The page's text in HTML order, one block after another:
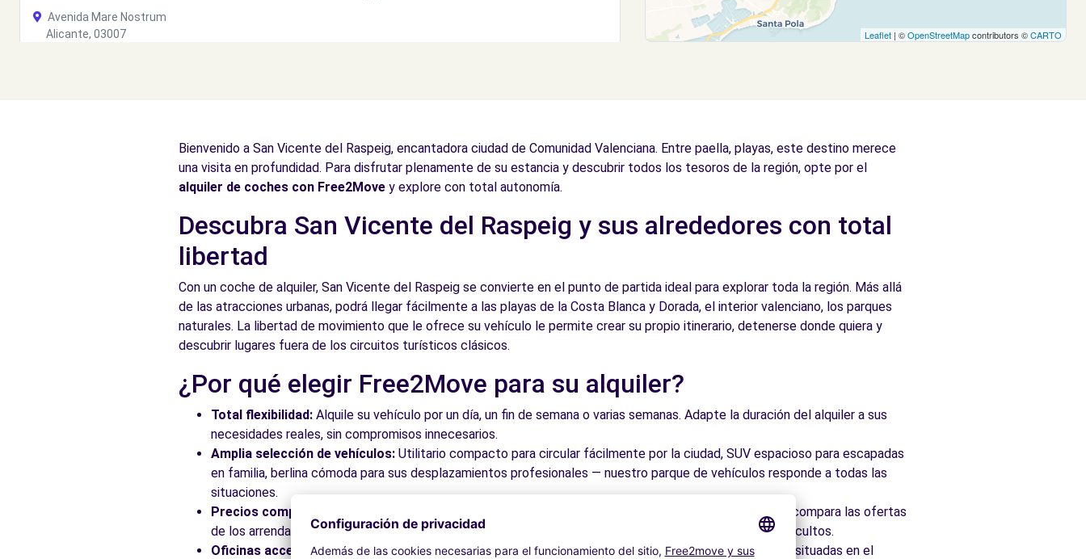
Avenida Mare Nostrum
Alicante, 03007
Free2Move Rent - TALLERES Y AUTOMÓVILES ANTONIO LÓPEZ, S.L. - Mutxamel (O)
Free2Move Rent - PEUMOVIL - Aeropuerto de Alicante (P)
13.9 km
Leaflet | ©OpenStreetMapcontributors ©CARTO
Bienvenido a San Vicente del Raspeig, encantadora ciudad de Comunidad Valenciana. Entre paella, playas, este destino merece
una visita en profundidad. Para disfrutar plenamente de su estancia y descubrir todos los tesoros de la región, opte por el
alquiler de coches con Free2Move y explore con total autonomía.
Descubra San Vicente del Raspeig y sus alrededores con total
libertad
Con un coche de alquiler, San Vicente del Raspeig se convierte en el punto de partida ideal para explorar toda la región. Más allá
de las atracciones urbanas, podrá llegar fácilmente a las playas de la Costa Blanca y Dorada, el interior valenciano, los parques
naturales. La libertad de movimiento que le ofrece su vehículo le permite crear su propio itinerario, detenerse donde quiera y
descubrir lugares fuera de los circuitos turísticos clásicos.
¿Por qué elegir Free2Move para su alquiler?
Total flexibilidad: Alquile su vehículo por un día, un fin de semana o varias semanas. Adapte la duración del alquiler a sus
necesidades reales, sin compromisos innecesarios.
Amplia selección de vehículos: Utilitario compacto para circular fácilmente por la ciudad, SUV espacioso para escapadas
en familia, berlina cómoda para sus desplazamientos profesionales — nuestro parque de vehículos responde a todas las
situaciones.
Precios competitivos:
Aproveche los mejores precios del mercado gracias a nuestra plataforma que compara las ofertas
de los arrendadores asociados. Reserve en línea en pocos clics con precios transparentes, sin cargos ocultos.
Oficinas accesibles:Recoja su vehículo en una de nuestras numerosas oficinas asociadas, idealmente situadas en el